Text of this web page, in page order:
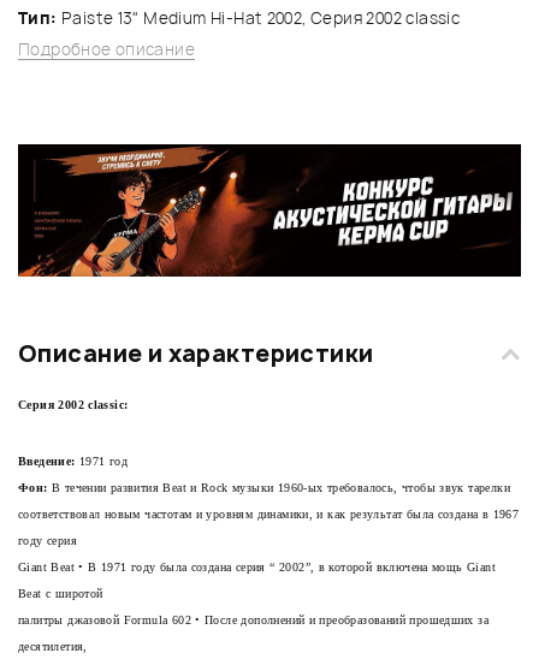
Тип: Paiste 13" Medium Hi-Hat 2002, Серия 2002 classic
Подробное описание
Описание и характеристики
Серия 2002 classic:
Введение: 1971 год
Фон: В течении развития Beat и Rock музыки 1960-ых требовалось, чтобы звук тарелки
соответствовал новым частотам и уровням динамики, и как результат была создана в 1967
году серия
Giant Beat • В 1971 году была создана серия “ 2002”, в которой включена мощь Giant
Beat с широтой
палитры джазовой Formula 602 • После дополнений и преобразований прошедших за
десятилетия,